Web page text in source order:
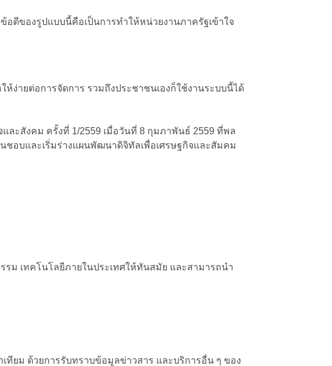
อดีของรูปแบบนี้คือเป็นการทำให้หน่วยงานภาครัฐเข้าใจ
ง่ายต่อการจัดการ รวมถึงประชาชนเองก็ใช้งานระบบนี้ได้
ะสังคม ครั้งที่ 1/2559 เมื่อวันที่ 8 กุมภาพันธ์ 2559 ที่พล
ชอบและเริ่มร่างแผนพัฒนาดิจิทัลเพื่อเศรษฐกิจและสัมคม
รม เทคโนโลยีภายในประเทศให้ทันสมัย และสามารถนำ
ทียม ด้วยการรับทราบข้อมูลข่าวสาร และบริการอื่น ๆ ของ